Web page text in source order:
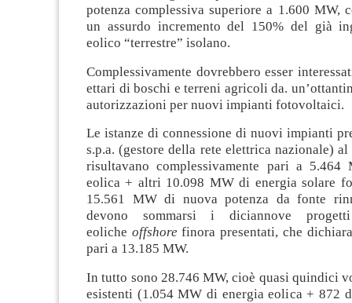
potenza complessiva superiore a 1.600 MW,
un assurdo incremento del 150% del già
eolico “terrestre” isolano.
Complessivamente dovrebbero esser
ettari di boschi e terreni agricoli da.
autorizzazioni per nuovi impianti fotovoltaici.
Le istanze di connessione di nuovi impianti
s.p.a. (gestore della rete elettrica nazionale)
risultavano complessivamente pari a 5.464
eolica + altri 10.098 MW di energia solare
15.561 MW di nuova potenza da fonte
devono sommarsi i diciannove
eoliche offshore finora presentati, che
pari a 13.185 MW.
In tutto sono 28.746 MW, cioè quasi quindici
esistenti (1.054 MW di energia eolica + 872